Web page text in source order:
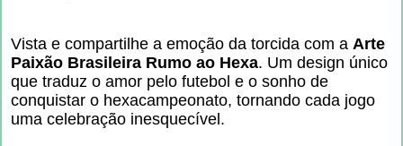
Vista e compartilhe a emoção da torcida com a Arte
Paixão Brasileira Rumo ao Hexa. Um design único
que traduz o amor pelo futebol e o sonho de
conquistar o hexacampeonato, tornando cada jogo
uma celebração inesquecível.